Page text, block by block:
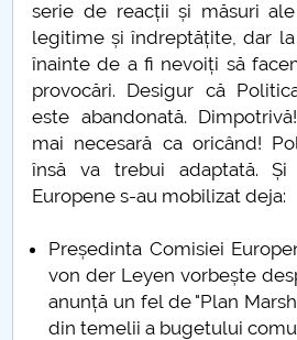
Admitere UPIT 2020 online
Metode statistice - lansare
Atestarea documentară a
Constantin cel Mare
ŞI ACUM ÎNCOTRO?
De ce avem nevoie de
serie de reacții și măsuri
legitime și îndreptățite, dar
înainte de a fi nevoiți să
provocări. Desigur că
este abandonată.
mai necesară ca oricând!
însă va trebui adaptată. Și
Europene s-au mobilizat deja:
Președinta Comisiei
von der Leyen vorbește
anunță un fel de "Plan
din temelii a bugetului